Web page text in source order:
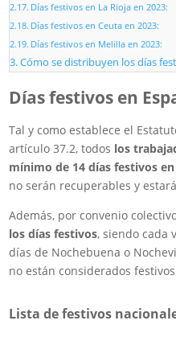
Días festivos en La Rioja en 2023:
Días festivos en Ceuta en 2023:
Días festivos en Melilla en 2023:
Cómo se distribuyen los días
Días festivos en
Tal y como establece el
artículo 37.2, todos los
mínimo de 14 días festivos
no serán recuperables y
Además, por convenio
los días festivos, siendo cada
días de Nochebuena o
no están considerados
Lista de festivos